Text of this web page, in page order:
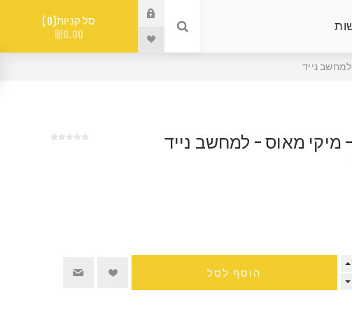
סל קניות 0
₪0.00
נייד
מאוס - למחשב נייד
הוסף לסל